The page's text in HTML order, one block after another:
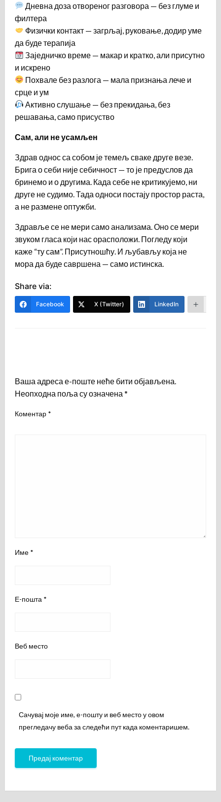
Дневна доза отвореног разговора — без глуме и
филтера
Физички контакт — загрљај, руковање, додир уме
да буде терапија
Заједничко време — макар и кратко, али присутно
и искрено
Похвале без разлога — мала признања лече и
срце и ум
Активно слушање — без прекидања, без
решавања, само присуство
Сам, али не усамљен
Здрав однос са собом је темељ сваке друге везе.
Брига о себи није себичност — то је предуслов да
бринемо и о другима. Када себе не критикујемо, ни
друге не судимо. Тада односи постају простор раста,
а не размене оптужби.
Здравље се не мери само анализама. Оно се мери
звуком гласа који нас орасположи. Погледу који
каже “ту сам”. Присутношћу. И љубављу која не
мора да буде савршена — само истинска.
Share via:
Facebook X (Twitter) LinkedIn
Ваша адреса е-поште неће бити објављена.
Неопходна поља су означена *
Коментар *
Име *
Е-пошта *
Веб место
Сачувај моје име, е-пошту и веб место у овом
прегледачу веба за следећи пут када коментаришем.